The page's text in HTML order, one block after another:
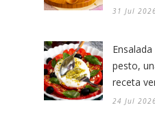
31 Jul
pesto,
receta
24 Jul